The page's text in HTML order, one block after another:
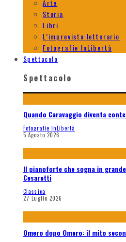
Arte
Storia
Libri
L’imprevisto letterario
Fotografie InLibertà
Spettacolo
Spettacolo
Quando Caravaggio diventa
Fotografie InLibertà
5 Agosto 2026
Il pianoforte che sogna in
Cesaretti
Classica
27 Luglio 2026
Omero dopo Omero: il mito